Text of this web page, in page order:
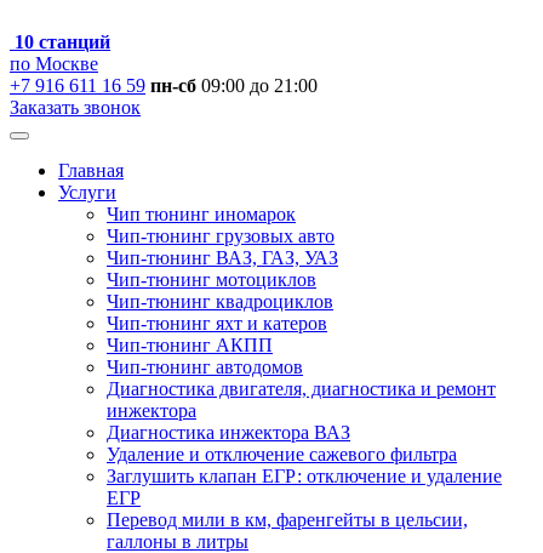
10 станций
по Москве
+7 916 611 16 59 пн-сб 09:00 до 21:00
Заказать звонок
Главная
Услуги
Чип тюнинг иномарок
Чип-тюнинг грузовых авто
Чип-тюнинг ВАЗ, ГАЗ, УАЗ
Чип-тюнинг мотоциклов
Чип-тюнинг квадроциклов
Чип-тюнинг яхт и катеров
Чип-тюнинг АКПП
Чип-тюнинг автодомов
Диагностика двигателя, диагностика и ремонт
инжектора
Диагностика инжектора ВАЗ
Удаление и отключение сажевого фильтра
Заглушить клапан ЕГР: отключение и удаление
ЕГР
Перевод мили в км, фаренгейты в цельсии,
галлоны в литры